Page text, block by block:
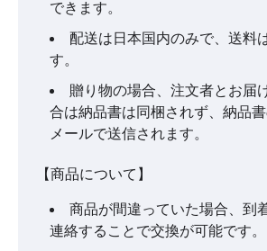
できます。
配送は日本国内のみで、送料
す。
贈り物の場合、注文者とお届
合は納品書は同梱されず、納品
メールで送信されます。
【商品について】
商品が間違っていた場合、到
連絡することで交換が可能です。